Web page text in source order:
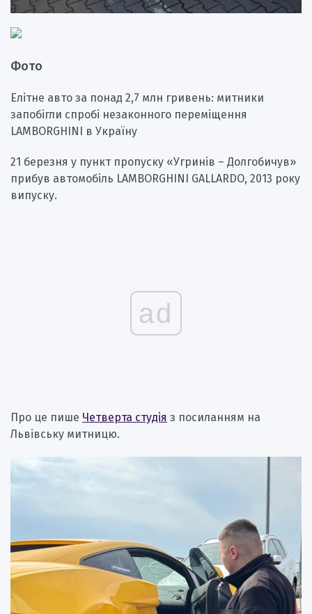
Фото
Елітне авто за понад 2,7 млн гривень: митники
запобігли спробі незаконного переміщення
LAMBORGHINI в Україну
21 березня у пункт пропуску «Угринів – Долгобичув»
прибув автомобіль LAMBORGHINI GALLARDO, 2013 року
випуску.
ad
Про це пише Четверта студія з посиланням на
Львівську митницю.